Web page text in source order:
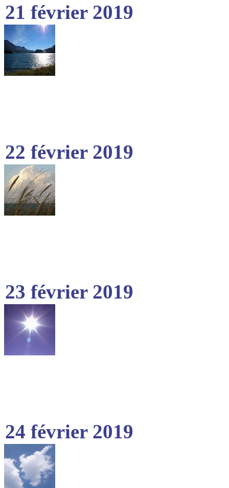
21 février 2019
22 février 2019
23 février 2019
24 février 2019